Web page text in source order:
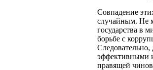
Совпадение
случайным. Не
государства в
борьбе с
эффективными
правящей